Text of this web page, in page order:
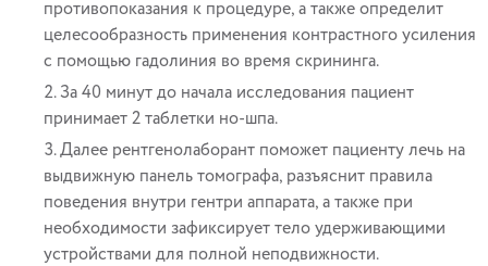
противопоказания к процедуре, а также определит
целесообразность применения контрастного усиления
с помощью гадолиния во время скрининга.
За 40 минут до начала исследования пациент
принимает 2 таблетки но-шпа.
Далее рентгенолаборант поможет пациенту лечь на
выдвижную панель томографа, разъяснит правила
поведения внутри гентри аппарата, а также при
необходимости зафиксирует тело удерживающими
устройствами для полной неподвижности.